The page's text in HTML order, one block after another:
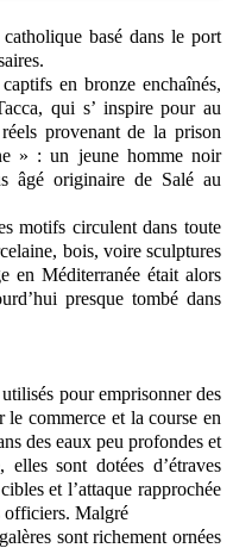
basé dans le port
en bronze enchaînés,
qui s’ inspire pour au
provenant de la prison
» : un jeune homme noir
âgé originaire de Salé au
motifs circulent dans toute
bois, voire sculptures
en Méditerranée était alors
presque tombé dans
pour emprisonner des
le commerce et la course en
des eaux peu profondes et
sont dotées d’étraves
et l’attaque rapprochée
officiers. Malgré
sont richement ornées